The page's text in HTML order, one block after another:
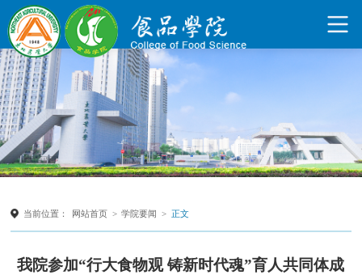
当前位置： 网站首页 > 学院要闻 > 正文
我院参加“行大食物观 铸新时代魂”育人共同体成